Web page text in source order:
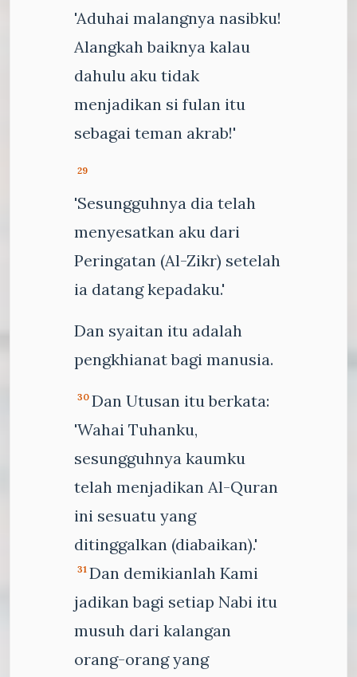
'Aduhai malangnya nasibku!
Alangkah baiknya kalau
dahulu aku tidak
menjadikan si fulan itu
sebagai teman akrab!'
29
'Sesungguhnya dia telah
menyesatkan aku dari
Peringatan (Al-Zikr) setelah
ia datang kepadaku.'
Dan syaitan itu adalah
pengkhianat bagi manusia.
30 Dan Utusan itu berkata:
'Wahai Tuhanku,
sesungguhnya kaumku
telah menjadikan Al-Quran
ini sesuatu yang
ditinggalkan (diabaikan).'
31 Dan demikianlah Kami
jadikan bagi setiap Nabi itu
musuh dari kalangan
orang-orang yang